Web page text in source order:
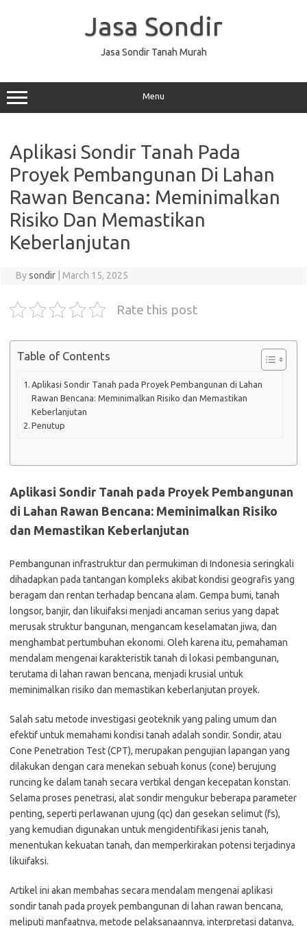
Jasa Sondir
Jasa Sondir Tanah Murah
Menu
Aplikasi Sondir Tanah Pada
Proyek Pembangunan Di Lahan
Rawan Bencana: Meminimalkan
Risiko Dan Memastikan
Keberlanjutan
Bysondir March 15, 2025
Rate this post
Table of Contents
Aplikasi Sondir Tanah pada Proyek Pembangunan di Lahan
Rawan Bencana: Meminimalkan Risiko dan Memastikan
Keberlanjutan
Penutup
Aplikasi Sondir Tanah pada Proyek Pembangunan
di Lahan Rawan Bencana: Meminimalkan Risiko
dan Memastikan Keberlanjutan
Pembangunan infrastruktur dan permukiman di Indonesia seringkali
dihadapkan pada tantangan kompleks akibat kondisi geografis yang
beragam dan rentan terhadap bencana alam. Gempa bumi, tanah
longsor, banjir, dan likuifaksi menjadi ancaman serius yang dapat
merusak struktur bangunan, mengancam keselamatan jiwa, dan
menghambat pertumbuhan ekonomi. Oleh karena itu, pemahaman
mendalam mengenai karakteristik tanah di lokasi pembangunan,
terutama di lahan rawan bencana, menjadi krusial untuk
meminimalkan risiko dan memastikan keberlanjutan proyek.
Salah satu metode investigasi geoteknik yang paling umum dan
efektif untuk memahami kondisi tanah adalah sondir. Sondir, atau
Cone Penetration Test (CPT), merupakan pengujian lapangan yang
dilakukan dengan cara menekan sebuah konus (cone) berujung
runcing ke dalam tanah secara vertikal dengan kecepatan konstan.
Selama proses penetrasi, alat sondir mengukur beberapa parameter
penting, seperti perlawanan ujung (qc) dan gesekan selimut (fs),
yang kemudian digunakan untuk mengidentifikasi jenis tanah,
menentukan kekuatan tanah, dan memperkirakan potensi terjadinya
likuifaksi.
Artikel ini akan membahas secara mendalam mengenai aplikasi
sondir tanah pada proyek pembangunan di lahan rawan bencana,
meliputi manfaatnya, metode pelaksanaannya, interpretasi datanya,